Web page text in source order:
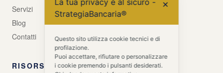
Servizi
Blog
Contatti
RISORSE GRATUITE
StrategiaBancaria®
✕
Questo sito utilizza cookie tecnici e di
profilazione.
Puoi accettare, rifiutare o personalizzare
i cookie premendo i pulsanti desiderati.